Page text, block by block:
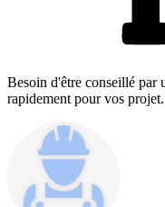
Besoin d'être conseillé par
rapidement pour vos